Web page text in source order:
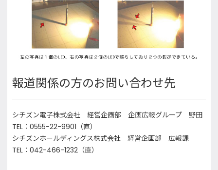
報道関係の方のお問い合わせ先
シチズン電子株式会社 経営企画部 企画広報グループ 野田
TEL：0555-22-9901（直）
シチズンホールディングス株式会社 経営企画部 広報課
TEL：042-466-1232（直）